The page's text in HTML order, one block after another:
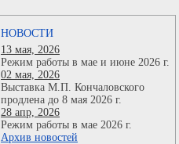
НОВОСТИ
13 мая, 2026
Режим работы в мае и июне 2026 г.
02 мая, 2026
Выставка М.П. Кончаловского
продлена до 8 мая 2026 г.
28 апр, 2026
Режим работы в мае 2026 г.
Архив новостей